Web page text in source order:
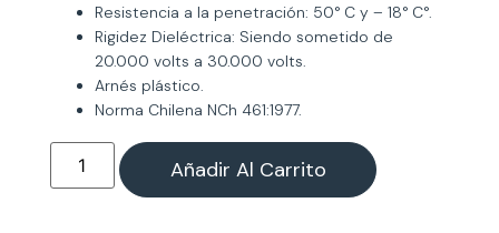
Resistencia a la penetración: 50° C y – 18° C°.
Rigidez Dieléctrica: Siendo sometido de
20.000 volts a 30.000 volts.
Arnés plástico.
Norma Chilena NCh 461:1977.
Añadir Al Carrito